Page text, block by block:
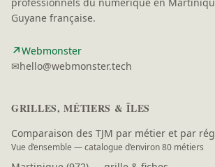
Guyane française.
↗Webmonster(nouvelle fenêtre)
✉hello@webmonster.tech
GRILLES, MÉTIERS & ÎLES
Comparaison des TJM par métier et par
Vue d’ensemble — catalogue d’environ 80 métiers